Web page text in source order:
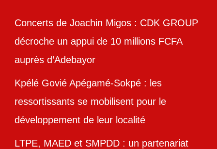
Concerts de Joachin Migos : CDK GROUP
décroche un appui de 10 millions FCFA
auprès d’Adebayor
Kpélé Govié Apégamé-Sokpé : les
ressortissants se mobilisent pour le
développement de leur localité
LTPE, MAED et SMPDD : un partenariat